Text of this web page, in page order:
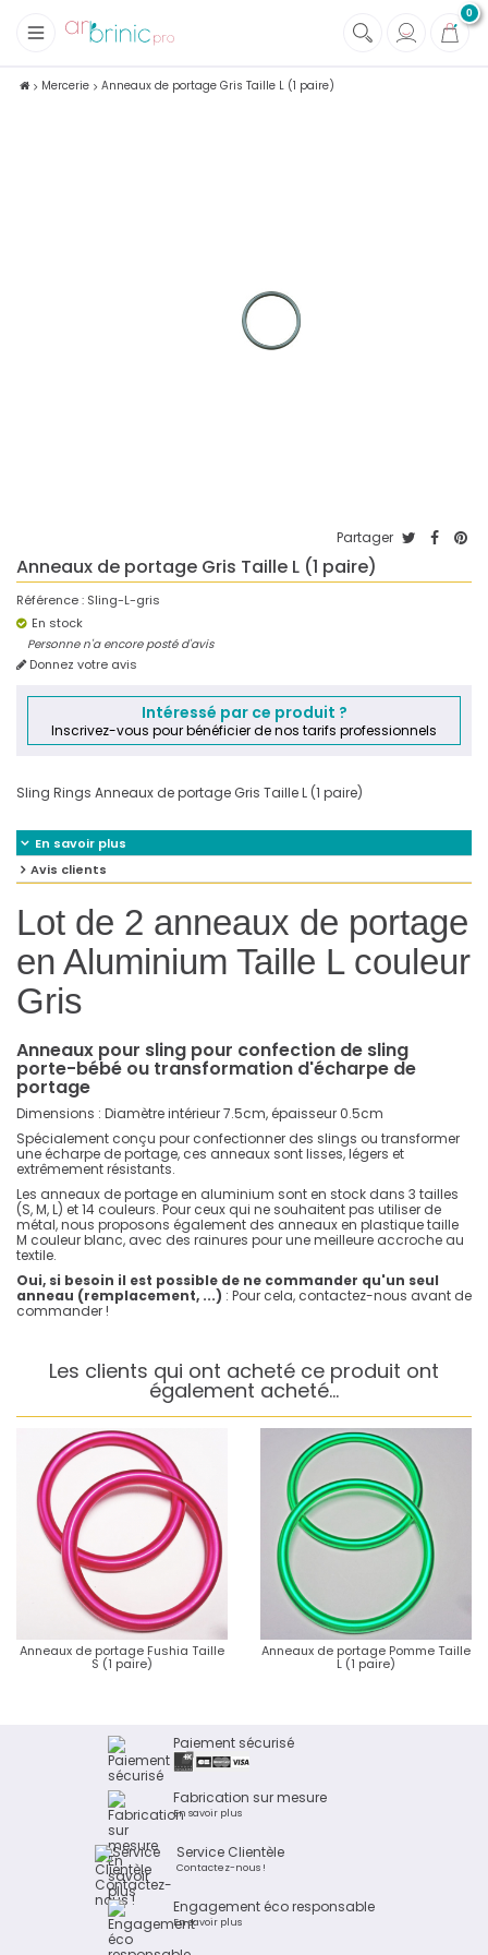
0
Tissus
Mercerie Anneaux de portage Gris Taille L (1 paire)
Partager
Anneaux de portage Gris Taille L (1 paire)
Référence : Sling-L-gris
En stock
Personne n'a encore posté d'avis
Donnez votre avis
Intéressé par ce produit ?
Inscrivez-vous pour bénéficier de nos tarifs professionnels
Sling Rings Anneaux de portage Gris Taille L (1 paire)
En savoir plus
Avis clients
Lot de 2 anneaux de portage
en Aluminium Taille L couleur
Gris
Anneaux pour sling pour confection de sling
porte-bébé ou transformation d'écharpe de
portage
Dimensions : Diamètre intérieur 7.5cm, épaisseur 0.5cm
Spécialement conçu pour confectionner des slings ou transformer
une écharpe de portage, ces anneaux sont lisses, légers et
extrêmement résistants.
Les anneaux de portage en aluminium sont en stock dans 3 tailles
(S, M, L) et 14 couleurs. Pour ceux qui ne souhaitent pas utiliser de
métal, nous proposons également des anneaux en plastique taille
M couleur blanc, avec des rainures pour une meilleure accroche au
textile.
Oui, si besoin il est possible de ne commander qu'un seul
anneau (remplacement, ...) : Pour cela, contactez-nous avant de
commander !
Les clients qui ont acheté ce produit ont
également acheté...
Anneaux de portage Fushia Taille
S (1 paire)
Anneaux de portage Pomme Taille
L (1 paire)
Paiement sécurisé
Fabrication sur mesure
En savoir plus
Service Clientèle
Contactez-nous !
Engagement éco responsable
En savoir plus